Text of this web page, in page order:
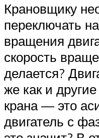
Крановщику
переключать
вращения
скорость
делается?
же как и
крана — это
двигатель с